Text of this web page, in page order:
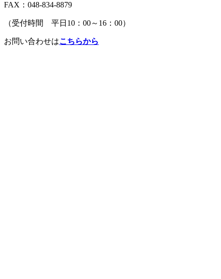
FAX：048-834-8879
（受付時間 平日10：00～16：00）
お問い合わせはこちらから